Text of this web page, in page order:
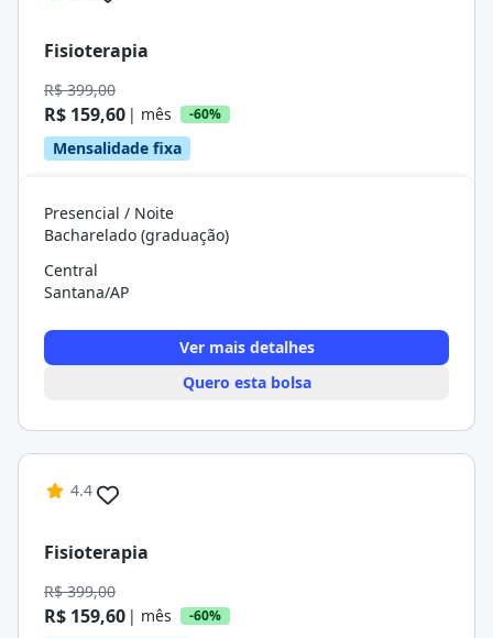
Fisioterapia
R$ 399,00
R$ 159,60 | mês -60%
Mensalidade fixa
Presencial / Noite
Bacharelado (graduação)
Central
Santana/AP
Ver mais detalhes
Quero esta bolsa
4.4
Fisioterapia
R$ 399,00
R$ 159,60 | mês -60%